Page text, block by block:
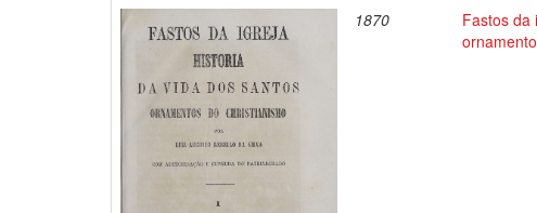
1870
Fastos da